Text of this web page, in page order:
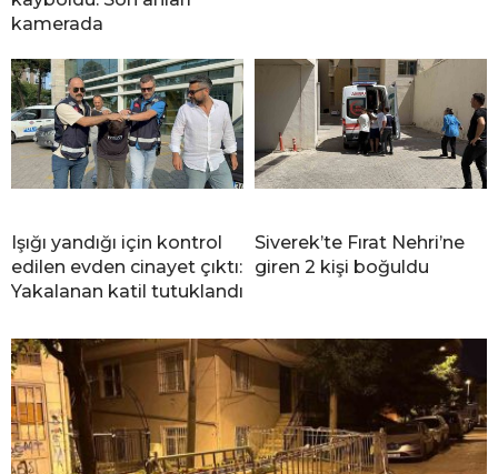
kamerada
Işığı yandığı için kontrol
edilen evden cinayet çıktı:
Yakalanan katil tutuklandı
Siverek’te Fırat Nehri’ne
giren 2 kişi boğuldu